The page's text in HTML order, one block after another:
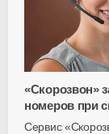
«Скорозвон»
номеров при
Сервис